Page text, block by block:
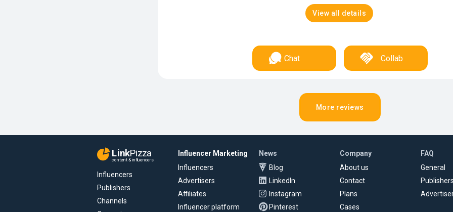
View all details
Chat Collab
More reviews
LinkPizza
content & influencers
Influencers
Publishers
Channels
Influencer Marketing
Influencers
Advertisers
Affiliates
Influencer platform
News
Blog
LinkedIn
Instagram
Pinterest
Company
About us
Contact
Plans
Cases
FAQ
General